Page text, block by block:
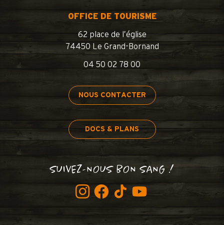
OFFICE DE TOURISME
62 place de l’église
74450 Le Grand-Bornand
04 50 02 78 00
NOUS CONTACTER
DOCS & PLANS
SUIVEZ-NOUS BON SANG !